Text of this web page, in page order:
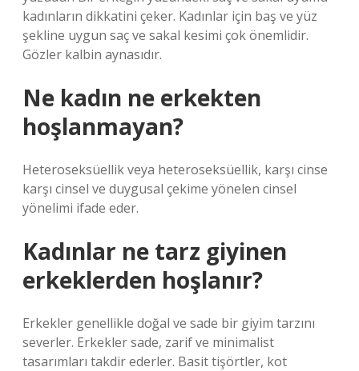
kadınların dikkatini çeker. Kadınlar için baş ve yüz
şekline uygun saç ve sakal kesimi çok önemlidir.
Gözler kalbin aynasıdır.
Ne kadın ne erkekten
hoşlanmayan?
Heteroseksüellik veya heteroseksüellik, karşı cinse
karşı cinsel ve duygusal çekime yönelen cinsel
yönelimi ifade eder.
Kadınlar ne tarz giyinen
erkeklerden hoşlanır?
Erkekler genellikle doğal ve sade bir giyim tarzını
severler. Erkekler sade, zarif ve minimalist
tasarımları takdir ederler. Basit tişörtler, kot